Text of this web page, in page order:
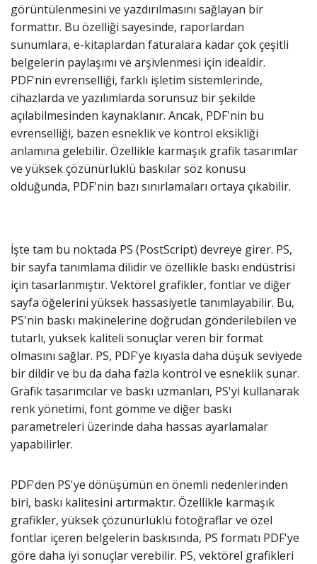
görüntülenmesini ve yazdırılmasını sağlayan bir
formattır. Bu özelliği sayesinde, raporlardan
sunumlara, e-kitaplardan faturalara kadar çok çeşitli
belgelerin paylaşımı ve arşivlenmesi için idealdir.
PDF'nin evrenselliği, farklı işletim sistemlerinde,
cihazlarda ve yazılımlarda sorunsuz bir şekilde
açılabilmesinden kaynaklanır. Ancak, PDF'nin bu
evrenselliği, bazen esneklik ve kontrol eksikliği
anlamına gelebilir. Özellikle karmaşık grafik tasarımlar
ve yüksek çözünürlüklü baskılar söz konusu
olduğunda, PDF'nin bazı sınırlamaları ortaya çıkabilir.
İşte tam bu noktada PS (PostScript) devreye girer. PS,
bir sayfa tanımlama dilidir ve özellikle baskı endüstrisi
için tasarlanmıştır. Vektörel grafikler, fontlar ve diğer
sayfa öğelerini yüksek hassasiyetle tanımlayabilir. Bu,
PS'nin baskı makinelerine doğrudan gönderilebilen ve
tutarlı, yüksek kaliteli sonuçlar veren bir format
olmasını sağlar. PS, PDF'ye kıyasla daha düşük seviyede
bir dildir ve bu da daha fazla kontrol ve esneklik sunar.
Grafik tasarımcılar ve baskı uzmanları, PS'yi kullanarak
renk yönetimi, font gömme ve diğer baskı
parametreleri üzerinde daha hassas ayarlamalar
yapabilirler.
PDF'den PS'ye dönüşümün en önemli nedenlerinden
biri, baskı kalitesini artırmaktır. Özellikle karmaşık
grafikler, yüksek çözünürlüklü fotoğraflar ve özel
fontlar içeren belgelerin baskısında, PS formatı PDF'ye
göre daha iyi sonuçlar verebilir. PS, vektörel grafikleri